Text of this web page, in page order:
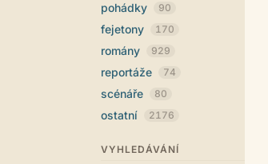
pohádky 90
fejetony 170
romány 929
reportáže 74
scénáře 80
ostatní 2176
VYHLEDÁVÁNÍ